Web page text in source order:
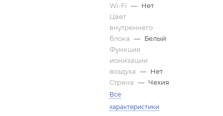
Wi-Fi
— Нет
Цвет
внутреннего
блока — Белый
Функция
ионизации
воздуха — Нет
Страна — Чехия
Все
характеристики